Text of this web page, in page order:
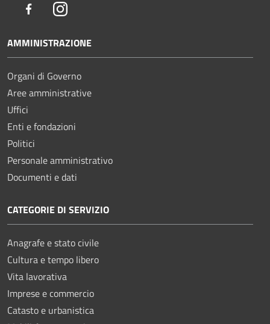
FacebookInstagram
AMMINISTRAZIONE
Organi di Governo
Aree amministrative
Uffici
Enti e fondazioni
Politici
Personale amministrativo
Documenti e dati
CATEGORIE DI SERVIZIO
Anagrafe e stato civile
Cultura e tempo libero
Vita lavorativa
Imprese e commercio
Catasto e urbanistica